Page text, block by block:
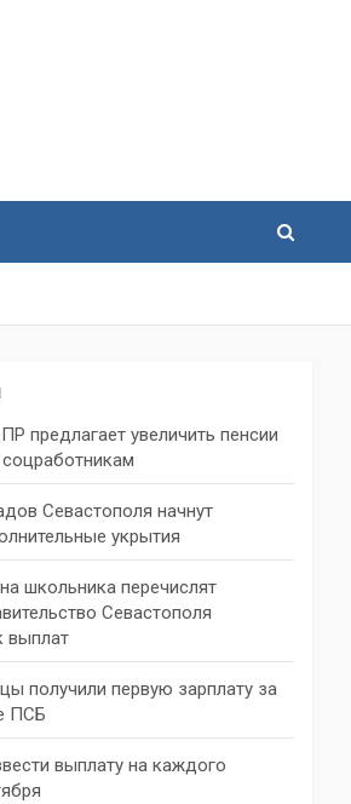
предлагает увеличить пенсии
Севастополя начнут
укрытия
школьника перечислят
Севастополя
выплат
получили первую зарплату за
ПСБ
выплату на каждого